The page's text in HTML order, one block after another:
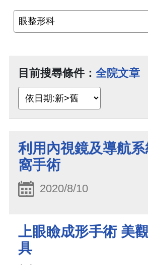
目前搜尋條件： 全院文章
利用內視鏡及導航
窩手術
2020/8/10
上眼瞼成形手術 美
具